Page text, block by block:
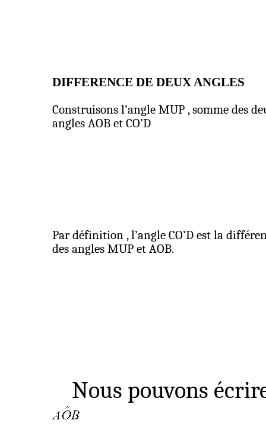
DIFFERENCE DE DEUX ANGLES
Construisons l’angleMUP ,somme des
angles AOB et CO’D
Pardéfinition ,l’angle CO’D est la
des angles MUP et AOB.
Nous pouvons